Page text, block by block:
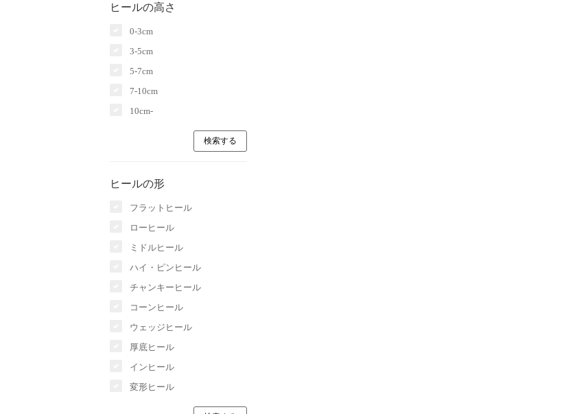
ヒールの高さ
0-3cm
3-5cm
5-7cm
7-10cm
10cm-
ヒールの形
フラットヒール
ローヒール
ミドルヒール
ハイ・ピンヒール
チャンキーヒール
コーンヒール
ウェッジヒール
厚底ヒール
インヒール
変形ヒール